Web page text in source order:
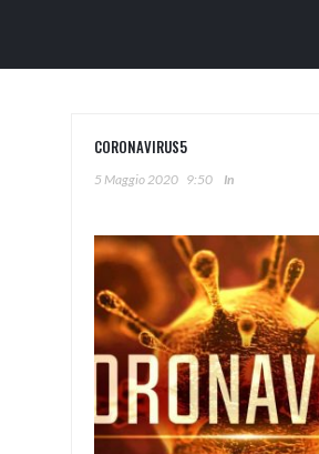
CORONAVIRUS5
5 Maggio 2020 9:50 In